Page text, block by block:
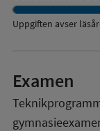
Uppgiften avser
Examen